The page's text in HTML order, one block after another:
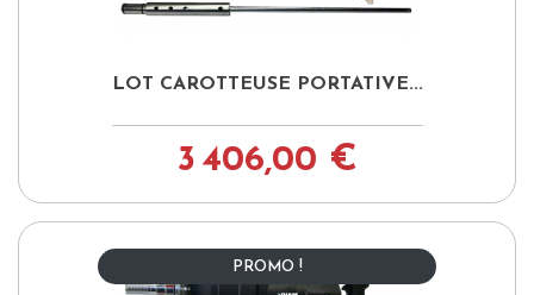
LOT CAROTTEUSE PORTATIVE...
3 406,00 €
PROMO !